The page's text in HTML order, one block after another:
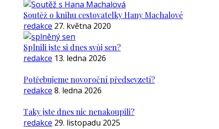
Soutěž o knihu cestovatelky Hany Machalové
redakce 27. května 2020
Splnili jste si dnes svůj sen?
redakce 13. ledna 2026
Potřebujeme novoroční předsevzetí?
redakce 8. ledna 2026
Taky jste dnes nic nenakoupili?
redakce 29. listopadu 2025